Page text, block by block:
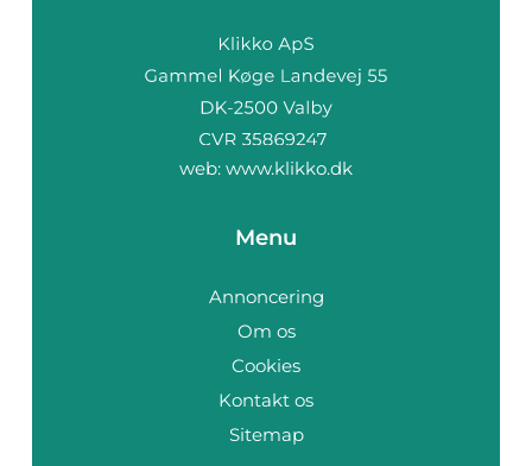
web: www.klikko.dk
Menu
Annoncering
Om os
Cookies
Kontakt os
Sitemap